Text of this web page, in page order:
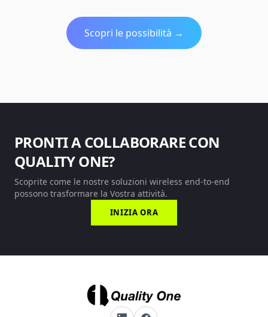
Scopri le possibilità →
PRONTI A COLLABORARE CON
QUALITY ONE?
Scoprite come le nostre soluzioni wireless end-to-end
possono trasformare la Vostra attività.
INIZIA ORA